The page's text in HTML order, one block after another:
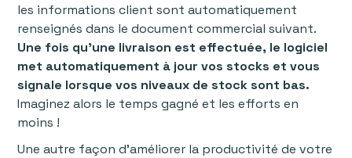
les informations client sont automatiquement
renseignés dans le document commercial suivant.
Une fois qu'une livraison est effectuée, le logiciel
met automatiquement à jour vos stocks et vous
signale lorsque vos niveaux de stock sont bas.
Imaginez alors le temps gagné et les efforts en
moins !
Une autre façon d’améliorer la productivité de votre